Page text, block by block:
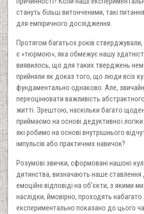
стануть більш витонченими, такі
для емпіричного дослідження.
Протягом багатьох років
є «тюрмою», яка обмежує нашу
виявилось, що для таких тверджень
прийняли як доказ того, що люди всіх
фундаментально однаково. Але,
переоцінювати важливість
житті. Зрештою, наскільки багато
приймаємо на основі дедуктивної логіки
які робимо на основі внутрішнього
імпульсів або практичних навичок?
Розумові звички, сформовані нашою
дитинства, визначають наше ставлення
емоційні відповіді на об’єкти, з якими ми
наслідки, ймовірно, проходять набагато
експериментально показано до цього